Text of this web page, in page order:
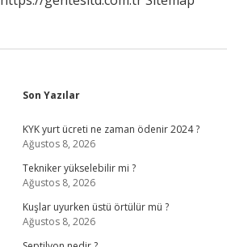
Sidebar
Son Yazılar
KYK yurt ücreti ne zaman ödenir 2024 ?
Ağustos 8, 2026
Tekniker yükselebilir mi ?
Ağustos 8, 2026
Kuşlar uyurken üstü örtülür mü ?
Ağustos 8, 2026